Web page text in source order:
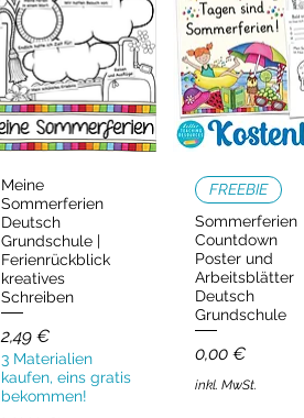
Schnellansicht
Meine
Sommerferien
Deutsch
Grundschule |
Ferienrückblick
kreatives
Schreiben
Preis
2,49 €
3 Materialien
kaufen, eins gratis
bekommen!
Schnellansicht
FREEBIE
Sommerferien
Countdown
Poster und
Arbeitsblätter
Deutsch
Grundschule
Preis
0,00 €
inkl. MwSt.